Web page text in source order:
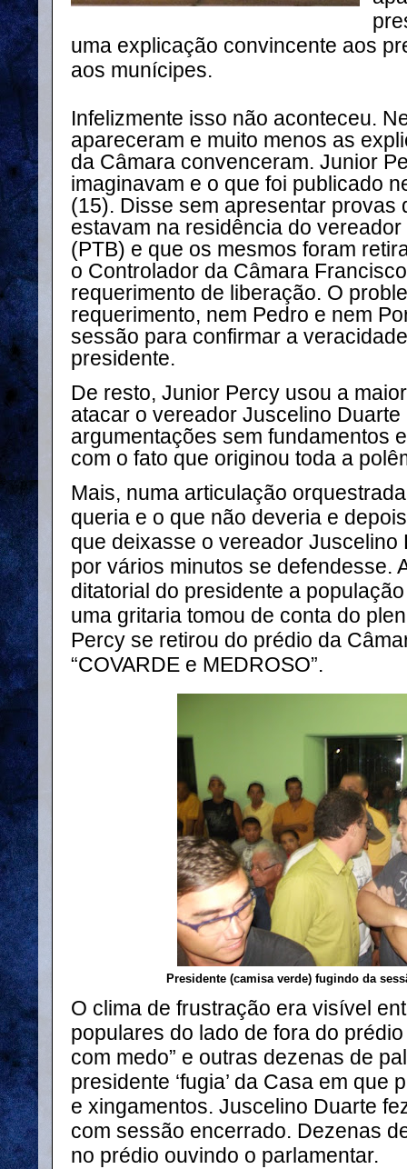
uma explicação convincente aos
aos munícipes.
Infelizmente isso não aconteceu.
apareceram e muito menos as
da Câmara convenceram. Junior
imaginavam e o que foi publicado
(15). Disse sem apresentar provas
estavam na residência do
(PTB) e que os mesmos foram
o Controlador da Câmara
requerimento de liberação. O
requerimento, nem Pedro e nem
sessão para confirmar a
presidente.
De resto, Junior Percy usou a
atacar o vereador Juscelino Duarte
argumentações sem fundamentos
com o fato que originou toda a
Mais, numa articulação
queria e o que não deveria e
que deixasse o vereador Juscelino
por vários minutos se defendesse.
ditatorial do presidente a
uma gritaria tomou de conta do
Percy se retirou do prédio da
“COVARDE e MEDROSO”.
Presidente (camisa verde) fugindo da
O clima de frustração era visível
populares do lado de fora do prédio
com medo” e outras dezenas de
presidente ‘fugia’ da Casa em que
e xingamentos. Juscelino Duarte
com sessão encerrado. Dezenas
no prédio ouvindo o parlamentar.